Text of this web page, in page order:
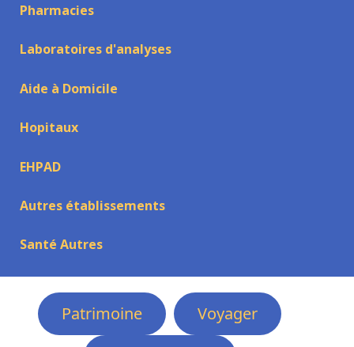
Pharmacies
Laboratoires d'analyses
Aide à Domicile
Hopitaux
EHPAD
Autres établissements
Santé Autres
Patrimoine
Voyager